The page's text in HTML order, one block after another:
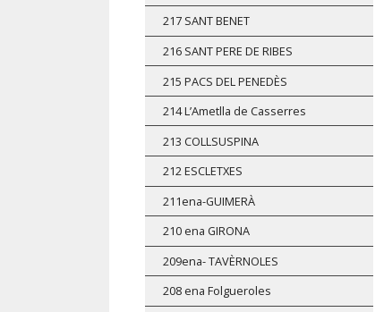
217 SANT BENET
216 SANT PERE DE RIBES
215 PACS DEL PENEDÈS
214 L’Ametlla de Casserres
213 COLLSUSPINA
212 ESCLETXES
211ena-GUIMERÀ
210 ena GIRONA
209ena- TAVÈRNOLES
208 ena Folgueroles